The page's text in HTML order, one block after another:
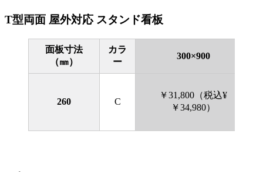
T型両面 屋外対応 スタンド看板
面板寸法
（㎜）
カラ
ー
300×900
260 C
￥31,800（税込¥
￥34,980）